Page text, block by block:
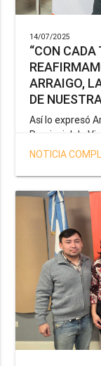
14/07/2025
“CON CADA
ARRAIGO,
DE
Así lo expresó
Provincial de
trabajo del
salud y
Melella.
NOTICIA